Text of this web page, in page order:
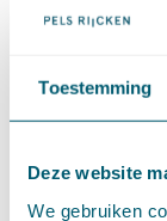
Toestemming
Deze website
We gebruiken
Overheidsrecht
Prejudiciële
Prejudiciële